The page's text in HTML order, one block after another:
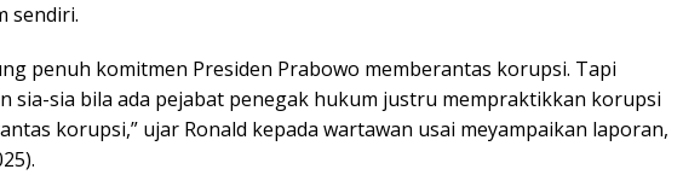
sendiri.
penuh komitmen Presiden Prabowo memberantas korupsi. Tapi
sia-sia bila ada pejabat penegak hukum justru mempraktikkan korupsi
korupsi,” ujar Ronald kepada wartawan usai meyampaikan laporan,